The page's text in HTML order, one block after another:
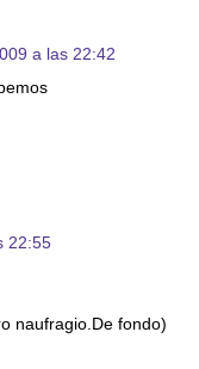
a las 22:42
22:55
naufragio.De fondo)